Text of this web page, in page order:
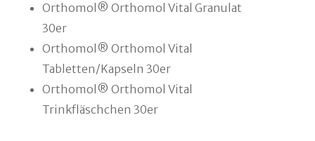
Orthomol® Orthomol Vital Granulat
30er
Orthomol® Orthomol Vital
Tabletten/Kapseln 30er
Orthomol® Orthomol Vital
Trinkfläschchen 30er